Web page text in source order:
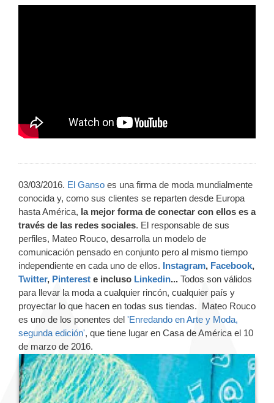
03/03/2016. El Ganso es una firma de moda mundialmente
conocida y, como sus clientes se reparten desde Europa
hasta América, la mejor forma de conectar con ellos es a
través de las redes sociales. El responsable de sus
perfiles, Mateo Rouco, desarrolla un modelo de
comunicación pensado en conjunto pero al mismo tiempo
independiente en cada uno de ellos. Instagram, Facebook,
Twitter, Pinterest e incluso Linkedin... Todos son válidos
para llevar la moda a cualquier rincón, cualquier país y
proyectar lo que hacen en todas sus tiendas. Mateo Rouco
es uno de los ponentes del 'Enredando en Arte y Moda,
segunda edición', que tiene lugar en Casa de América el 10
de marzo de 2016.